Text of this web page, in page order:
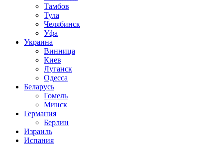
Тамбов
Тула
Челябинск
Уфа
Украина
Винница
Киев
Луганск
Одесса
Беларусь
Гомель
Минск
Германия
Берлин
Израиль
Испания